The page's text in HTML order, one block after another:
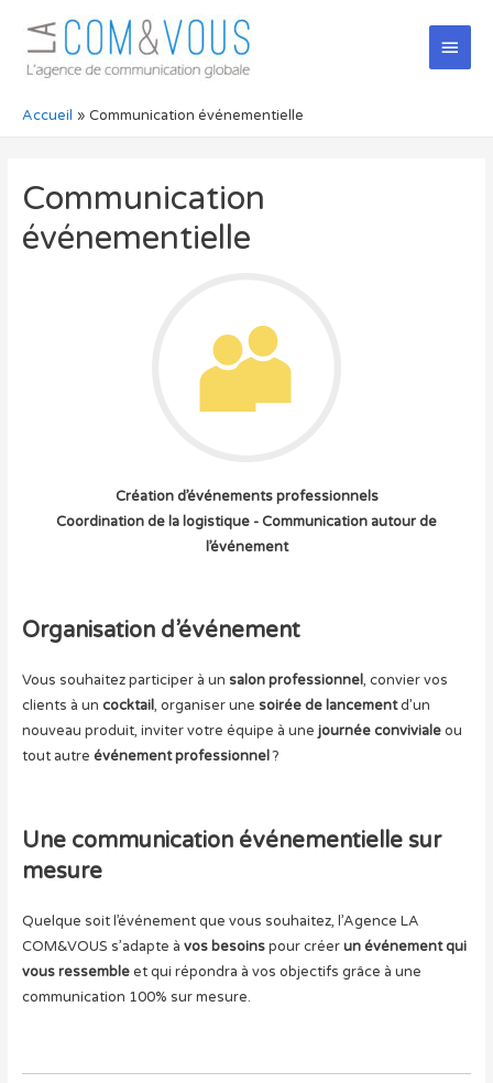
Accueil Communication événementielle
Communication
événementielle
Création d’événements professionnels
Coordination de la logistique - Communication autour de
l’événement
Organisation d’événement
Vous souhaitez participer à un salon professionnel, convier vos
clients à un cocktail, organiser une soirée de lancementd’un
nouveau produit, inviter votre équipe à une journée convivialeou
tout autre événement professionnel?
Une communication événementielle sur
mesure
Quelque soit l’événement que vous souhaitez, l’Agence LA
COM&VOUS s’adapte à vos besoinspour créerun événement qui
vous ressembleet qui répondra à vos objectifs grâce à une
communication 100% sur mesure.